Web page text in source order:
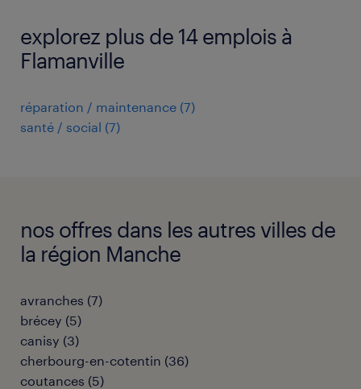
explorez plus de 14 emplois à
Flamanville
réparation / maintenance (7)
santé / social (7)
nos offres dans les autres villes de
la région Manche
avranches (7)
brécey (5)
canisy (3)
cherbourg-en-cotentin (36)
coutances (5)